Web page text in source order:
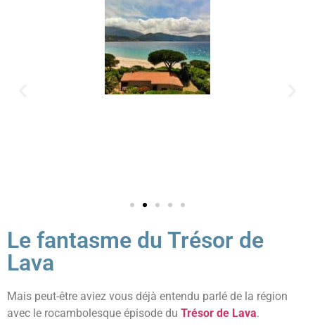
Le fantasme du Trésor de
Lava
Mais peut-être aviez vous déjà entendu parlé de la région
avec le rocambolesque épisode du Trésor de Lava.